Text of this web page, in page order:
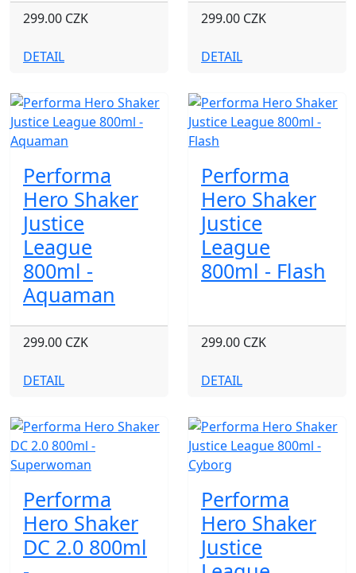
299.00 CZK
DETAIL
299.00 CZK
DETAIL
Performa
Hero Shaker
Justice
League
800ml -
Aquaman
299.00 CZK
DETAIL
Performa
Hero Shaker
Justice
League
800ml - Flash
299.00 CZK
DETAIL
Performa
Hero Shaker
DC 2.0 800ml
Performa
Hero Shaker
Justice